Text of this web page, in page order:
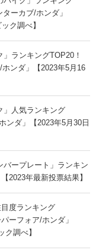
ーカブ/ホンダ」
ク調べ】
」ランキングTOP20！
ンダ」【2023年5月16
」人気ランキング
ダ」【2023年5月30日
ープレート」ランキン
2023年最新投票結果】
目度ランキング
ーフォア/ホンダ」
ク調べ】